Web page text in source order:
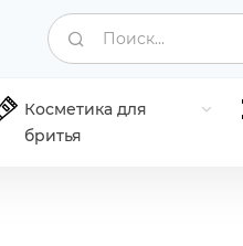
Поиск...
Косметика для
бритья